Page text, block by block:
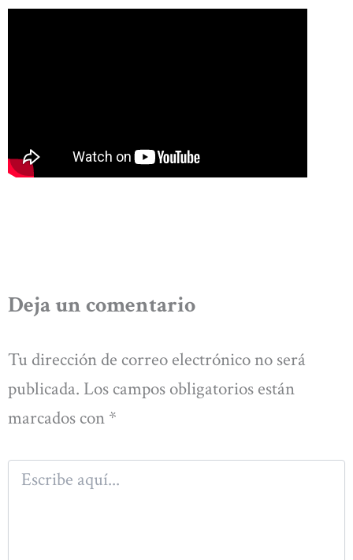
Deja un comentario
Tu dirección de correo electrónico no será
publicada. Los campos obligatorios están
marcados con *
Escribe
aquí...